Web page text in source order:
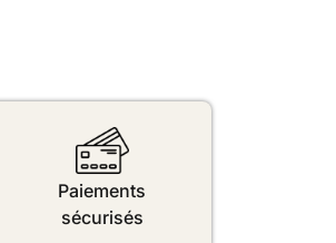
Paiements
sécurisés